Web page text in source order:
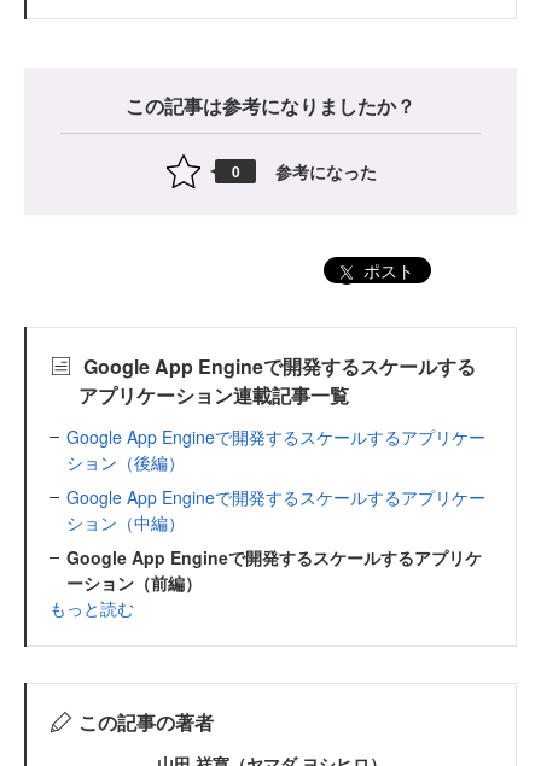
この記事は参考になりましたか？
0 参考になった
ポスト
Google App Engineで開発するスケールする
アプリケーション連載記事一覧
Google App Engineで開発するスケールするアプリケー
ション（後編）
Google App Engineで開発するスケールするアプリケー
ション（中編）
Google App Engineで開発するスケールするアプリケ
ーション（前編）
もっと読む
この記事の著者